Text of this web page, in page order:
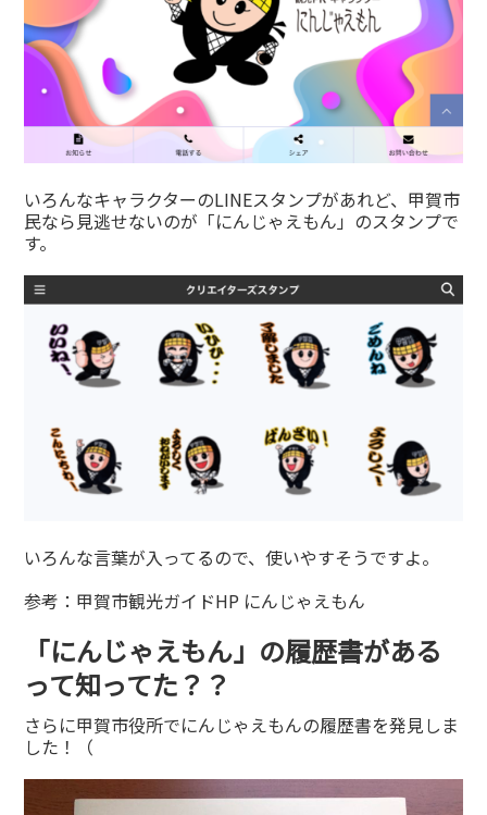
いろんなキャラクターのLINEスタンプがあれど、甲賀市
民なら見逃せないのが「にんじゃえもん」のスタンプで
す。
いろんな言葉が入ってるので、使いやすそうですよ。
参考： 甲賀市観光ガイドHP にんじゃえもん
「にんじゃえもん」の履歴書がある
って知ってた？？
さらに甲賀市役所でにんじゃえもんの履歴書を発見しま
した！（